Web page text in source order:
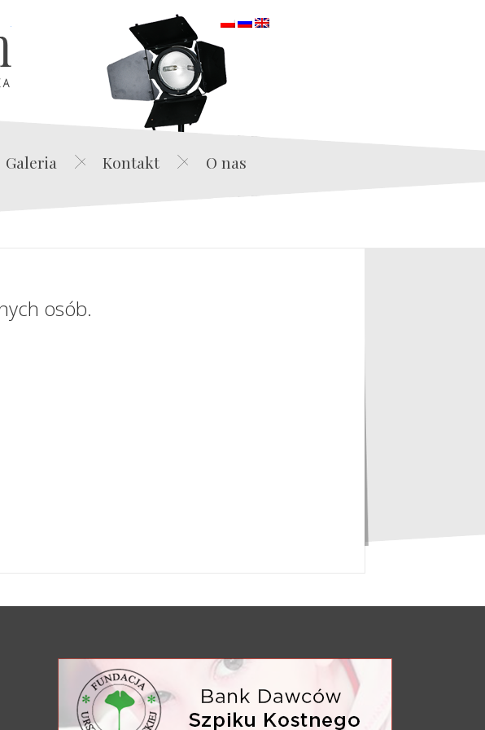
Edwin Film Agencja Aktorska
Galeria Kontakt O nas
osób.